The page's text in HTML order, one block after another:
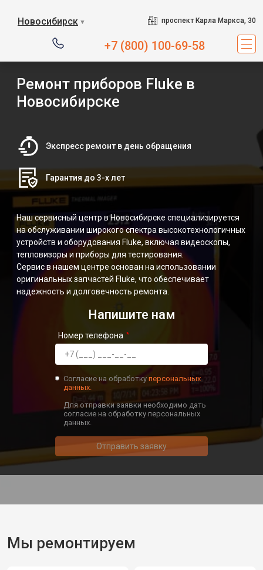
Новосибирск ▼ проспект Карла Маркса, 30
+7 (800) 100-69-58
Ремонт приборов Fluke в
Новосибирске
Экспресс ремонт в день обращения
Гарантия до 3-х лет
Наш сервисный центр в Новосибирске специализируется
на обслуживании широкого спектра высокотехнологичных
устройств и оборудования Fluke, включая видеоскопы,
тепловизоры и приборы для тестирования.
Сервис в нашем центре основан на использовании
оригинальных запчастей Fluke, что обеспечивает
надежность и долговечность ремонта.
Напишите нам
Номер телефона
Согласие на обработку персональных
данных.
Для отправки заявки необходимо дать
согласие на обработку персональных
данных.
Отправить заявку
Мы ремонтируем